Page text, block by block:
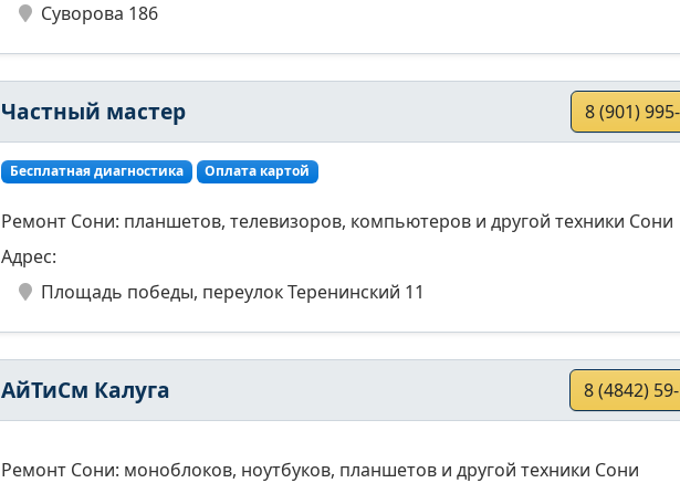
Суворова 186
Частный мастер 8 (901)
Бесплатная диагностика Оплата картой
Ремонт Сони: планшетов, телевизоров, компьютеров и другой техники Сони
Адрес:
Площадь победы, переулок Теренинский 11
АйТиСм Калуга 8 (4842)
Ремонт Сони: моноблоков, ноутбуков, планшетов и другой техники Сони